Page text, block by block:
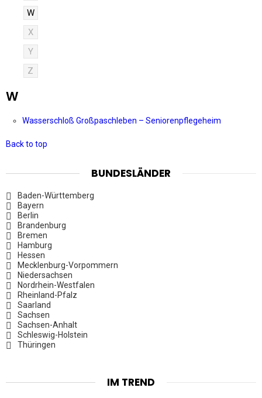
W
X
Y
Z
W
Wasserschloß Großpaschleben – Seniorenpflegeheim
Back to top
BUNDESLÄNDER
Baden-Württemberg
Bayern
Berlin
Brandenburg
Bremen
Hamburg
Hessen
Mecklenburg-Vorpommern
Niedersachsen
Nordrhein-Westfalen
Rheinland-Pfalz
Saarland
Sachsen
Sachsen-Anhalt
Schleswig-Holstein
Thüringen
IM TREND